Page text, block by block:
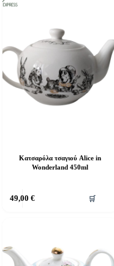
Κατσαρόλα τσαγιού Alice in
Wonderland 450ml
49,00 € 🛒